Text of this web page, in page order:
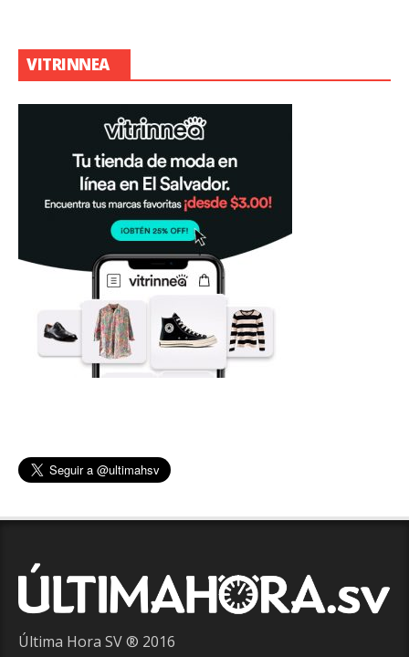
VITRINNEA
Última Hora SV ® 2016